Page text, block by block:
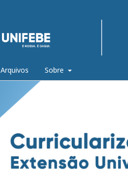
Arquivos Sobre